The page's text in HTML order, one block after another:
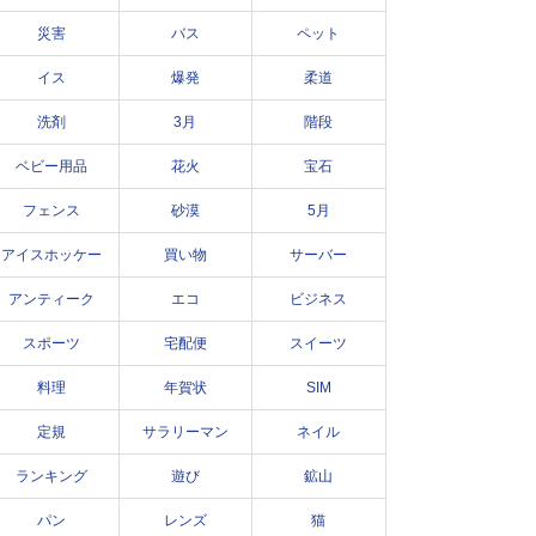
災害 バス ペット
イス 爆発 柔道
洗剤 3月 階段
ベビー用品 花火 宝石
フェンス 砂漠 5月
アイスホッケー 買い物 サーバー
アンティーク エコ ビジネス
スポーツ 宅配便 スイーツ
料理 年賀状 SIM
定規 サラリーマン ネイル
ランキング 遊び 鉱山
パン レンズ 猫